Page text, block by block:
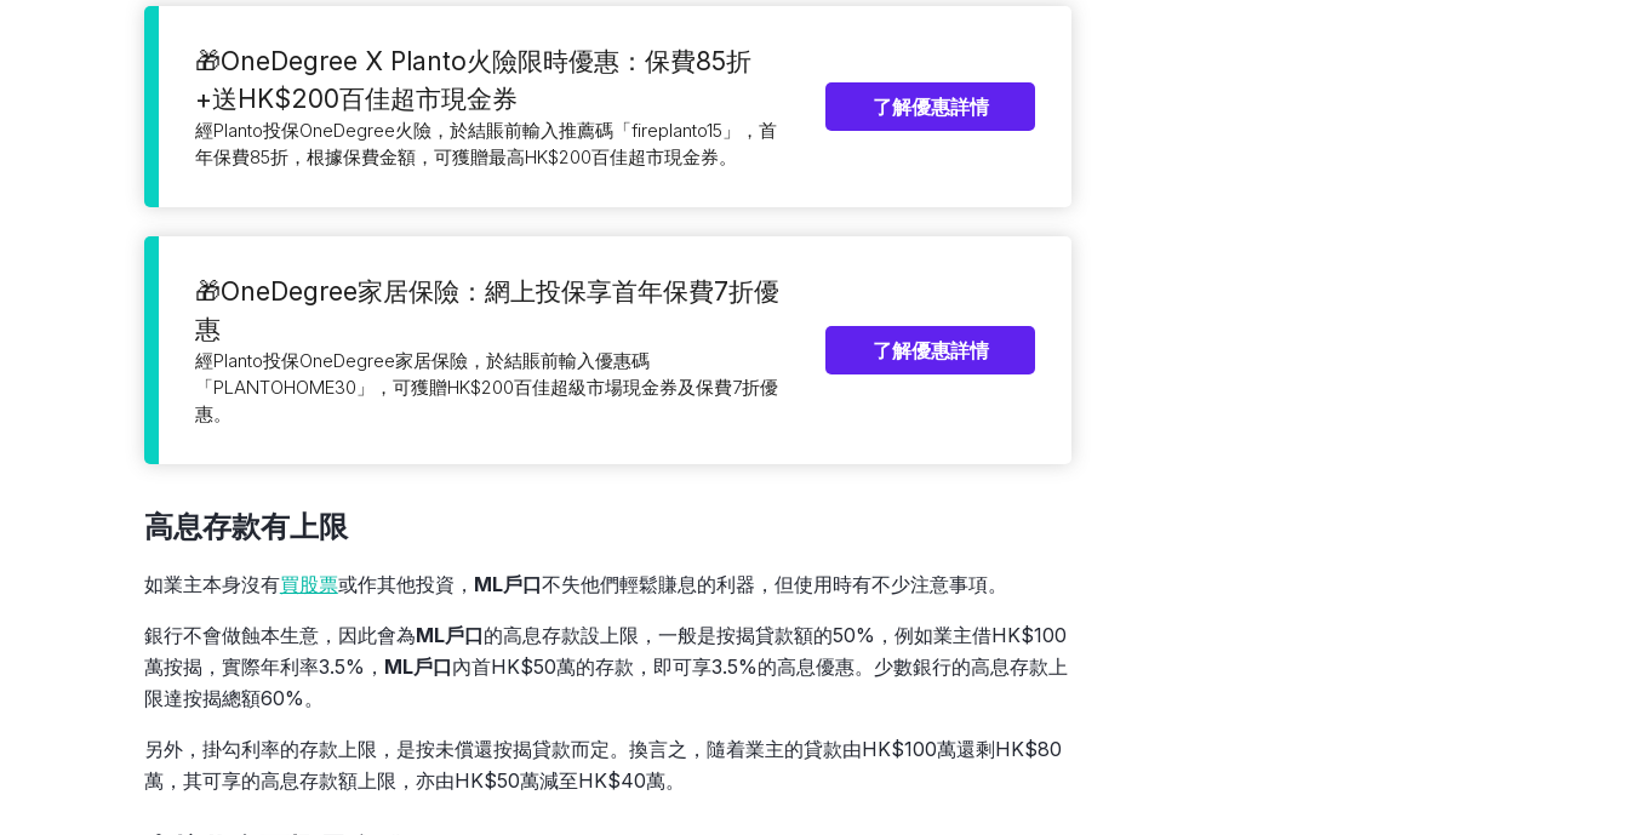
🎁OneDegree X Planto火險限時優惠：保費85折
+送HK$200百佳超市現金券
經Planto投保OneDegree火險，於結賬前輸入推薦碼「fireplanto15」，首
年保費85折，根據保費金額，可獲贈最高HK$200百佳超市現金券。
了解優惠詳情
🎁OneDegree家居保險：網上投保享首年保費7折優
惠
經Planto投保OneDegree家居保險，於結賬前輸入優惠碼
「PLANTOHOME30」，可獲贈HK$200百佳超級市場現金券及保費7折優
惠。
了解優惠詳情
高息存款有上限
如業主本身沒有買股票或作其他投資， ML戶口不失他們輕鬆賺息的利器，但使用時有不少注意事項。
銀行不會做蝕本生意，因此會為ML戶口的高息存款設上限，一般是按揭貸款額的50%，例如業主借HK$100
萬按揭，實際年利率3.5%， ML戶口內首HK$50萬的存款，即可享3.5%的高息優惠。少數銀行的高息存款上
限達按揭總額60%。
另外，掛勾利率的存款上限，是按未償還按揭貸款而定。換言之，隨着業主的貸款由HK$100萬還剩HK$80
萬，其可享的高息存款額上限，亦由HK$50萬減至HK$40萬。